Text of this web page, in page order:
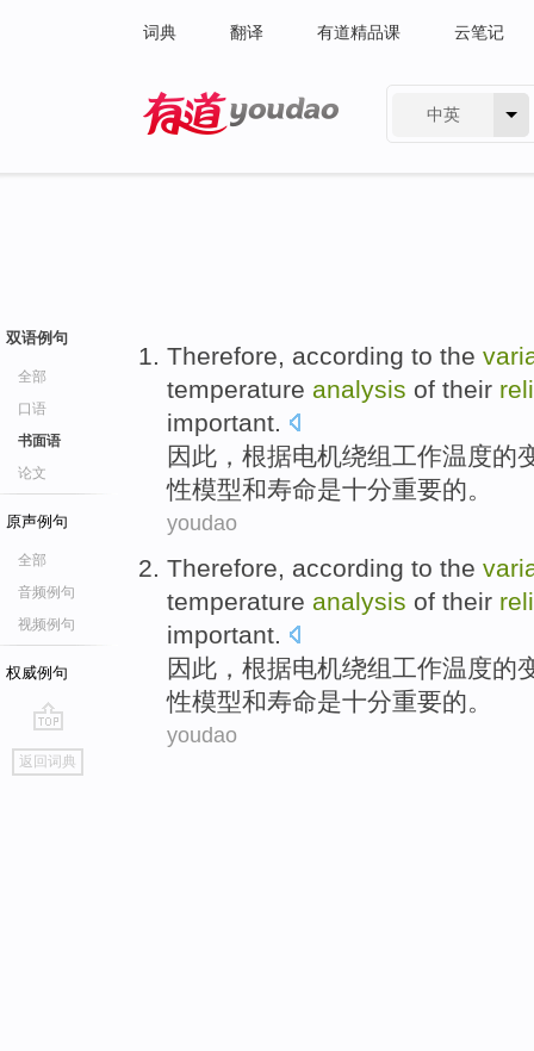
词典 翻译 有道精品课 云笔记
中英
双语例句
全部
口语
书面语
论文
原声例句
全部
音频例句
视频例句
权威例句
go
top
返回词典
Therefore, according to the
temperature analysis of their
important.
因此 ， 根据电机绕组工作温度的
性模型和寿命是十分重要的。
youdao
Therefore, according to the
temperature analysis of their
important.
因此 ， 根据电机绕组工作温度的
性模型和寿命是十分重要的。
youdao